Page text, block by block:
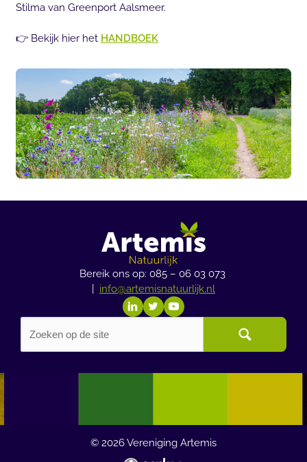
Stilma van Greenport Aalsmeer.
👉 Bekijk hier het HANDBOEK
Bereik ons op: 085 – 06 03 073
info@artemisnatuurlijk.nl
© 2026Vereniging Artemis